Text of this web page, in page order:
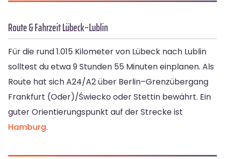
Route & Fahrzeit Lübeck–Lublin
Für die rund 1.015 Kilometer von Lübeck nach Lublin
solltest du etwa 9 Stunden 55 Minuten einplanen. Als
Route hat sich A24/A2 über Berlin–Grenzübergang
Frankfurt (Oder)/Świecko oder Stettin bewährt. Ein
guter Orientierungspunkt auf der Strecke ist
Hamburg.